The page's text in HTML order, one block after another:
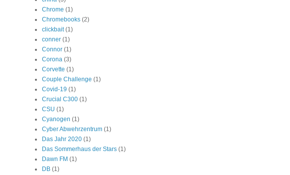
Chrome (1)
Chromebooks (2)
clickbait (1)
conner (1)
Connor (1)
Corona (3)
Corvette (1)
Couple Challenge (1)
Covid-19 (1)
Crucial C300 (1)
CSU (1)
Cyanogen (1)
Cyber Abwehrzentrum (1)
Das Jahr 2020 (1)
Das Sommerhaus der Stars (1)
Dawn FM (1)
DB (1)